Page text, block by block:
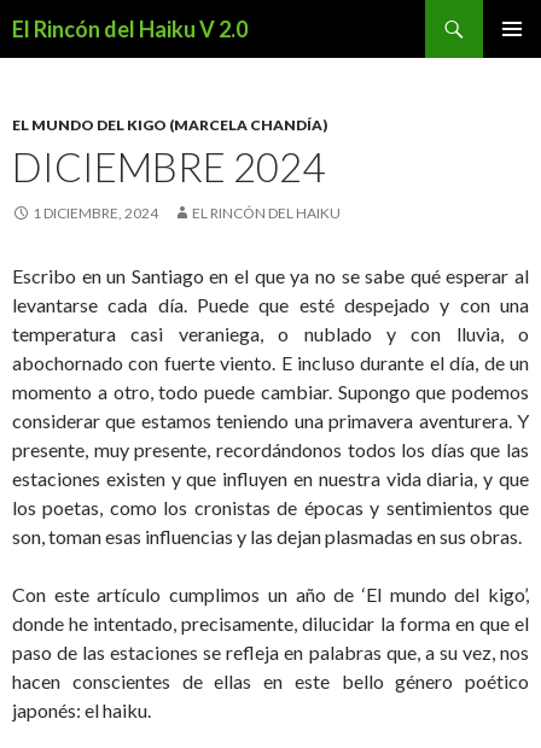
El Rincón del Haiku V 2.0
EL MUNDO DEL KIGO (MARCELA CHANDÍA)
DICIEMBRE 2024
1 DICIEMBRE, 2024 EL RINCÓN DEL HAIKU
Escribo en un Santiago en el que ya no se sabe qué esperar al
levantarse cada día. Puede que esté despejado y con una
temperatura casi veraniega, o nublado y con lluvia, o
abochornado con fuerte viento. E incluso durante el día, de un
momento a otro, todo puede cambiar. Supongo que podemos
considerar que estamos teniendo una primavera aventurera. Y
presente, muy presente, recordándonos todos los días que las
estaciones existen y que influyen en nuestra vida diaria, y que
los poetas, como los cronistas de épocas y sentimientos que
son, toman esas influencias y las dejan plasmadas en sus obras.
Con este artículo cumplimos un año de ‘El mundo del kigo’,
donde he intentado, precisamente, dilucidar la forma en que el
paso de las estaciones se refleja en palabras que, a su vez, nos
hacen conscientes de ellas en este bello género poético
japonés: el haiku.